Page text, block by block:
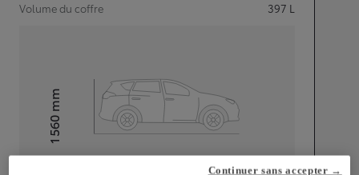
Volume du coffre
397 L
Hauteur1 560
mm
Continuer sans accepter →